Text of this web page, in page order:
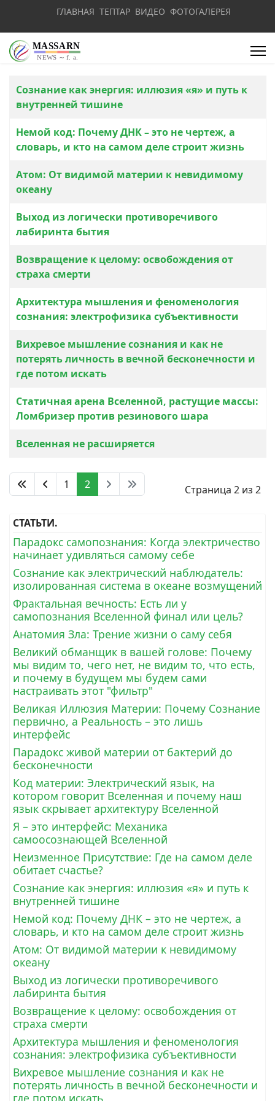
ГЛАВНАЯ ТЕПТАР ВИДЕО ФОТОГАЛЕРЕЯ
Заголовок
Сознание как энергия: иллюзия «я» и путь к
внутренней тишине
Немой код: Почему ДНК – это не чертеж, а
словарь, и кто на самом деле строит жизнь
Атом: От видимой материи к невидимому
океану
Выход из логически противоречивого
лабиринта бытия
Возвращение к целому: освобождения от
страха смерти
Архитектура мышления и феноменология
сознания: электрофизика субъективности
Вихревое мышление сознания и как не
потерять личность в вечной бесконечности и
где потом искать
Статичная арена Вселенной, растущие массы:
Ломбризер против резинового шара
Вселенная не расширяется
Страница 2 из 2
1 2
СТАТЬТИ.
Парадокс самопознания: Когда электричество
начинает удивляться самому себе
Сознание как электрический наблюдатель:
изолированная система в океане возмущений
Фрактальная вечность: Есть ли у
самопознания Вселенной финал или цель?
Анатомия Зла: Трение жизни о саму себя
Великий обманщик в вашей голове: Почему
мы видим то, чего нет, не видим то, что есть,
и почему в будущем мы будем сами
настраивать этот "фильтр"
Великая Иллюзия Материи: Почему Сознание
первично, а Реальность – это лишь
интерфейс
Парадокс живой материи от бактерий до
бесконечности
Код материи: Электрический язык, на
котором говорит Вселенная и почему наш
язык скрывает архитектуру Вселенной
Я – это интерфейс: Механика
самоосознающей Вселенной
Неизменное Присутствие: Где на самом деле
обитает счастье?
Сознание как энергия: иллюзия «я» и путь к
внутренней тишине
Немой код: Почему ДНК – это не чертеж, а
словарь, и кто на самом деле строит жизнь
Атом: От видимой материи к невидимому
океану
Выход из логически противоречивого
лабиринта бытия
Возвращение к целому: освобождения от
страха смерти
Архитектура мышления и феноменология
сознания: электрофизика субъективности
Вихревое мышление сознания и как не
потерять личность в вечной бесконечности и
где потом искать